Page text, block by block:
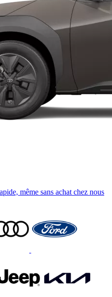
même sans achat chez nous